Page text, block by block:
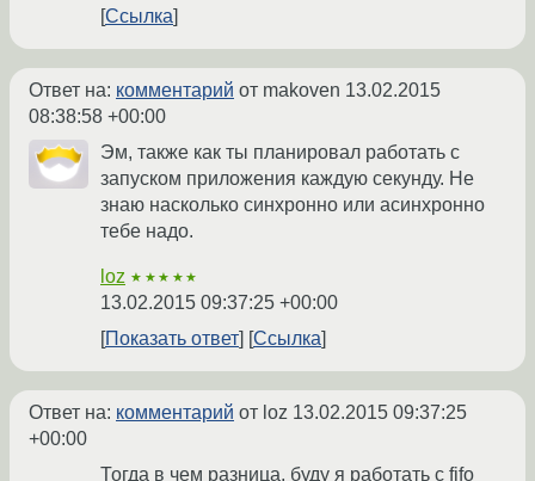
Ссылка
Ответ на: комментарий от makoven 13.02.2015
08:38:58 +00:00
Эм, также как ты планировал работать с
запуском приложения каждую секунду. Не
знаю насколько синхронно или асинхронно
тебе надо.
loz ★★★★★
13.02.2015 09:37:25 +00:00
Показать ответ
Ссылка
Ответ на: комментарий от loz 13.02.2015 09:37:25
+00:00
Тогда в чем разница, буду я работать с fifo